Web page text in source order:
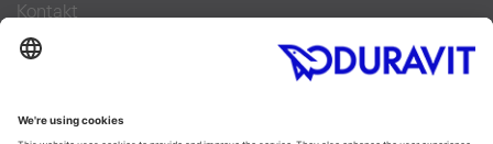
Kontakt
Najczęściej zadawane pytania
Facebook Instagram